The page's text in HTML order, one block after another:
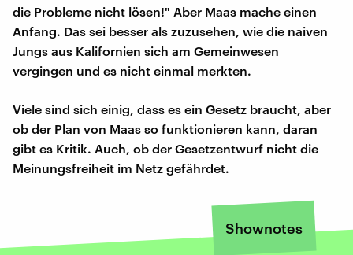
die Probleme nicht lösen!" Aber Maas mache einen
Anfang. Das sei besser als zuzusehen, wie die naiven
Jungs aus Kalifornien sich am Gemeinwesen
vergingen und es nicht einmal merkten.
Viele sind sich einig, dass es ein Gesetz braucht, aber
ob der Plan von Maas so funktionieren kann, daran
gibt es Kritik. Auch, ob der Gesetzentwurf nicht die
Meinungsfreiheit im Netz gefährdet.
Shownotes